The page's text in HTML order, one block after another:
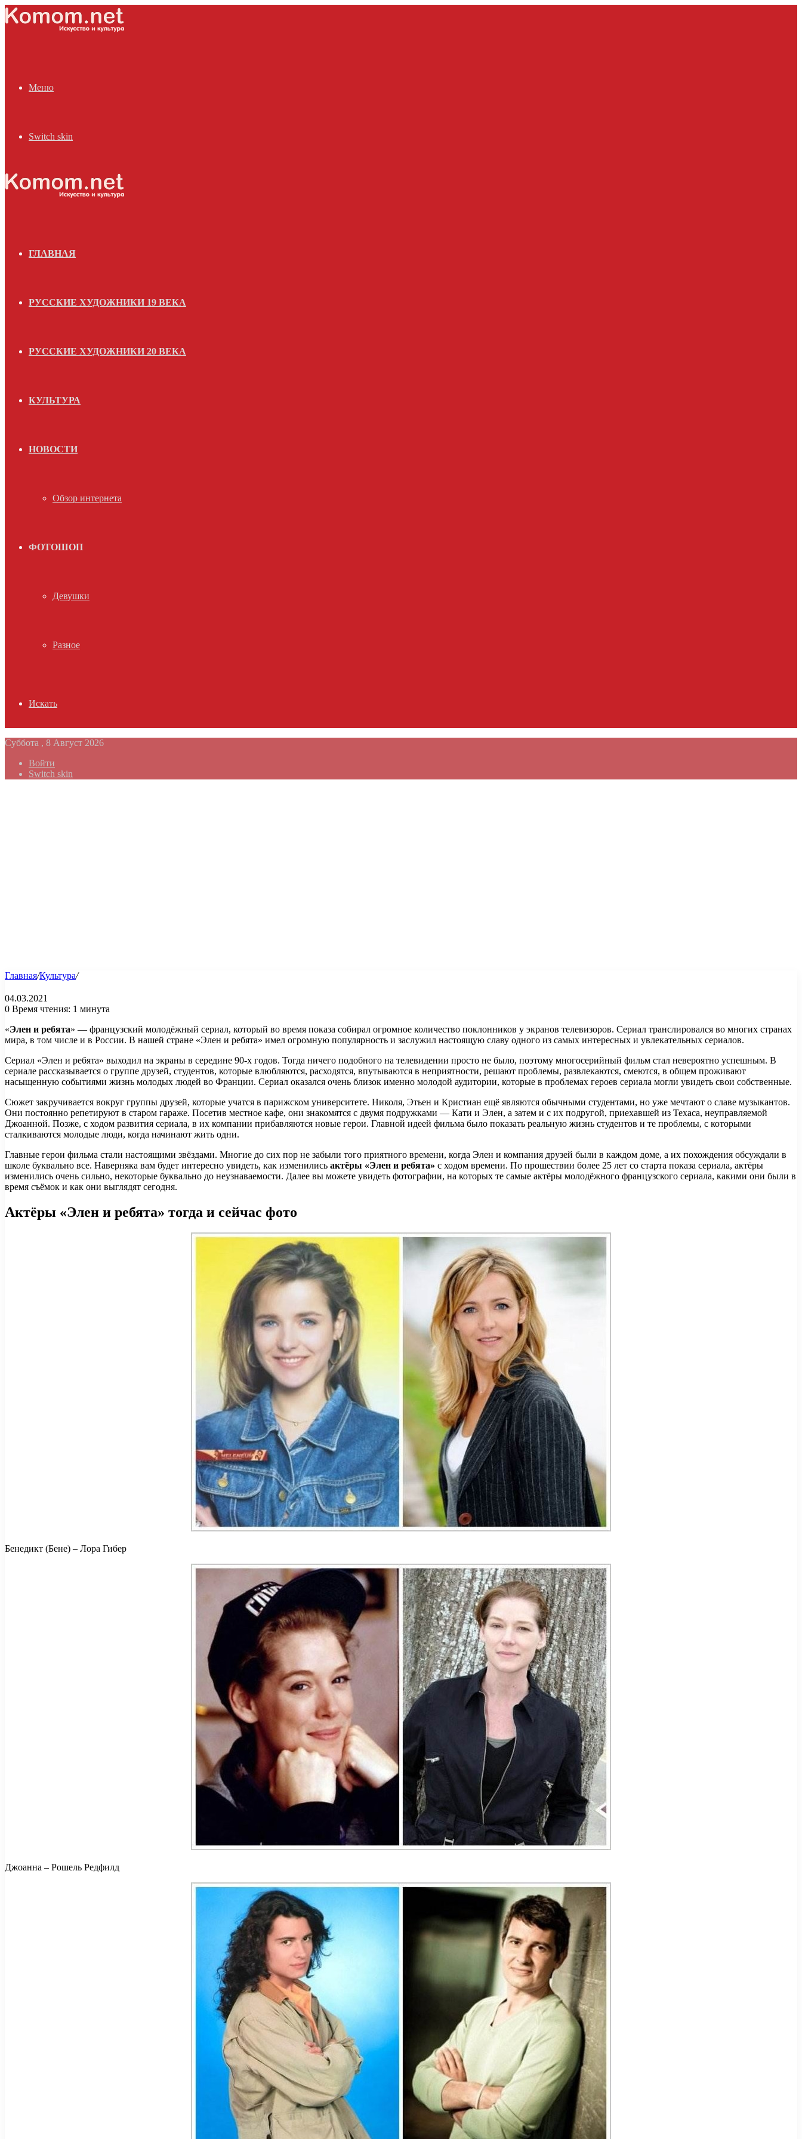
Меню
Switch skin
ГЛАВНАЯ
РУССКИЕ ХУДОЖНИКИ 19 ВЕКА
РУССКИЕ ХУДОЖНИКИ 20 ВЕКА
КУЛЬТУРА
НОВОСТИ
Обзор интернета
ФОТОШОП
Девушки
Разное
Искать
Суббота , 8 Август 2026
Войти
Switch skin
Главная/Культура/
04.03.2021
0 Время чтения: 1 минута
«Элен и ребята» — французский молодёжный сериал, который во время показа собирал огромное количество поклонников у экранов телевизоров. Сериал транслировался во многих странах
мира, в том числе и в России. В нашей стране «Элен и ребята» имел огромную популярность и заслужил настоящую славу одного из самых интересных и увлекательных сериалов.
Сериал «Элен и ребята» выходил на экраны в середине 90-х годов. Тогда ничего подобного на телевидении просто не было, поэтому многосерийный фильм стал невероятно успешным. В
сериале рассказывается о группе друзей, студентов, которые влюбляются, расходятся, впутываются в неприятности, решают проблемы, развлекаются, смеются, в общем проживают
насыщенную событиями жизнь молодых людей во Франции. Сериал оказался очень близок именно молодой аудитории, которые в проблемах героев сериала могли увидеть свои собственные.
Сюжет закручивается вокруг группы друзей, которые учатся в парижском университете. Николя, Этьен и Кристиан ещё являются обычными студентами, но уже мечтают о славе музыкантов.
Они постоянно репетируют в старом гараже. Посетив местное кафе, они знакомятся с двумя подружками — Кати и Элен, а затем и с их подругой, приехавшей из Техаса, неуправляемой
Джоанной. Позже, с ходом развития сериала, в их компании прибавляются новые герои. Главной идеей фильма было показать реальную жизнь студентов и те проблемы, с которыми
сталкиваются молодые люди, когда начинают жить одни.
Главные герои фильма стали настоящими звёздами. Многие до сих пор не забыли того приятного времени, когда Элен и компания друзей были в каждом доме, а их похождения обсуждали в
школе буквально все. Наверняка вам будет интересно увидеть, как изменились актёры «Элен и ребята» с ходом времени. По прошествии более 25 лет со старта показа сериала, актёры
изменились очень сильно, некоторые буквально до неузнаваемости. Далее вы можете увидеть фотографии, на которых те самые актёры молодёжного французского сериала, какими они были в
время съёмок и как они выглядят сегодня.
Актёры «Элен и ребята» тогда и сейчас фото
Бенедикт (Бене) – Лора Гибер
Джоанна – Рошель Редфилд